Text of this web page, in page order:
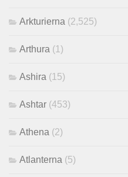
Arkturierna (2,525)
Arthura (1)
Ashira (15)
Ashtar (453)
Athena (2)
Atlanterna (5)